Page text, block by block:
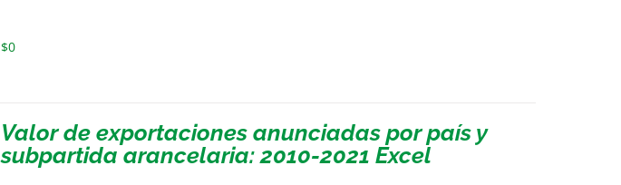
$0
Valor de exportaciones anunciadas por país y
subpartida arancelaria: 2010-2021 Excel